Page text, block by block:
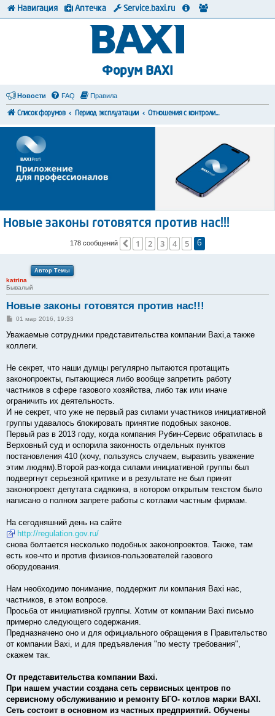
Форум BAXI
Новости FAQ Правила
Список форумов Период эксплуатации Отношения с контролирующими органами
Новые законы готовятся против нас!!!
178 сообщений Пред.
1 2 3 4 5 6
Автор Темы
katrina
Бывалый
Новые законы готовятся против нас!!!
С
о
щ
и
е
01 мар 2016, 19:33
Уважаемые сотрудники представительства компании Baxi,а также
коллеги.
Не секрет, что наши думцы регулярно пытаются протащить
законопроекты, пытающиеся либо вообще запретить работу
частников в сфере газового хозяйства, либо так или иначе
ограничить их деятельность.
И не секрет, что уже не первый раз силами участников инициативной
группы удавалось блокировать принятие подобных законов.
Первый раз в 2013 году, когда компания Рубин-Сервис обратилась в
Верховный суд и оспорила законность отдельных пунктов
постановления 410 (хочу, пользуясь случаем, выразить уважение
этим людям).Второй раз-когда силами инициативной группы был
подвергнут серьезной критике и в результате не был принят
законопроект депутата сидякина, в котором открытым текстом было
написано о полном запрете работы с котлами частным фирмам.
На сегодняшний день на сайте
http://regulation.gov.ru/
снова болтается несколько подобных законопроектов. Также, там
есть кое-что и против физиков-пользователей газового
оборудования.
Нам необходимо понимание, поддержит ли компания Baxi нас,
частников, в этом вопросе.
Просьба от инициативной группы. Хотим от компании Baxi письмо
примерно следующего содержания.
Предназначено оно и для официального обращения в Правительство
от компании Baxi, и для предъявления "по месту требования",
скажем так.
От представительства компании Baxi.
При нашем участии создана сеть сервисных центров по
сервисному обслуживанию и ремонту БГО- котлов марки BAXI.
Сеть состоит в основном из частных предприятий. Обучены
Навигация Аптечка Service.baxi.ru